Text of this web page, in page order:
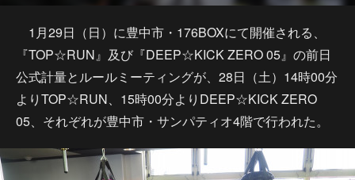
1月29日（日）に豊中市・176BOXにて開催される、
『TOP☆RUN』及び『DEEP☆KICK ZERO 05』の前日
公式計量とルールミーティングが、28日（土）14時00分
よりTOP☆RUN、15時00分よりDEEP☆KICK ZERO
05、それぞれが豊中市・サンパティオ4階で行われた。